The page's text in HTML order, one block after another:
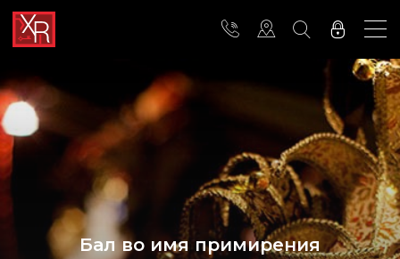
Бал во имя примирения